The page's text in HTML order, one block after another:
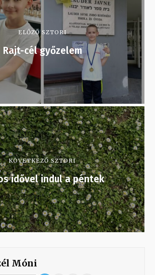
ELŐZŐ SZTORI
Rajt-cél győzelem
KÖVETKEZŐ SZTORI
idővel indul a péntek
Móni